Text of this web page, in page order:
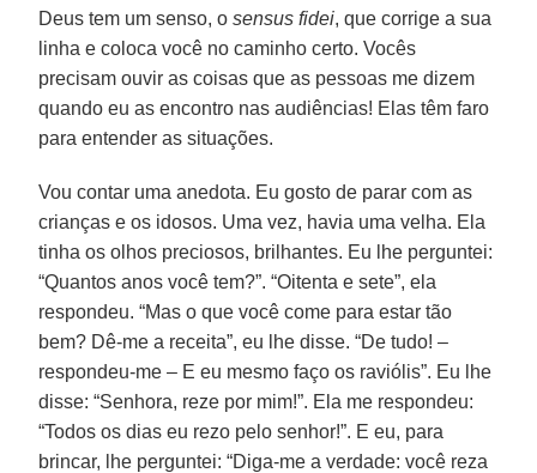
Deus tem um senso, osensus fidei, que corrige a sua
linha e coloca você no caminho certo. Vocês
precisam ouvir as coisas que as pessoas me dizem
quando eu as encontro nas audiências! Elas têm faro
para entender as situações.
Vou contar uma anedota. Eu gosto de parar com as
crianças e os idosos. Uma vez, havia uma velha. Ela
tinha os olhos preciosos, brilhantes. Eu lhe perguntei:
“Quantos anos você tem?”. “Oitenta e sete”, ela
respondeu. “Mas o que você come para estar tão
bem? Dê-me a receita”, eu lhe disse. “De tudo! –
respondeu-me – E eu mesmo faço os raviólis”. Eu lhe
disse: “Senhora, reze por mim!”. Ela me respondeu:
“Todos os dias eu rezo pelo senhor!”. E eu, para
brincar, lhe perguntei: “Diga-me a verdade: você reza